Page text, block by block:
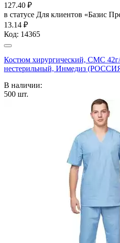
127.40 ₽
в статусе Для клиентов «Базис
13.14 ₽
Код: 14365
Костюм хирургический, СМС 42г/
нестерильный, Инмедиз
В наличии:
500 шт.